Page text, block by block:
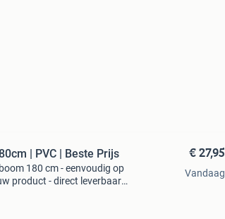
| PVC | Beste Prijs
180 cm - eenvoudig op
product - direct leverbaar
€ 27,95
Vandaag